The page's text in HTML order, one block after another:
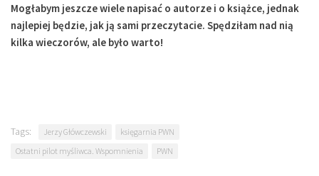
Mogłabym jeszcze wiele napisać o autorze i o książce, jednak
najlepiej będzie, jak ją sami przeczytacie. Spędziłam nad nią
kilka wieczorów, ale było warto!
Tags: Jerzy Główczewski
księgarnia PWN
Ostatni pilot myśliwca. Wspomnienia
PWN